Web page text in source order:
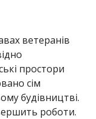
ветеранів
простори
сім
будівництві.
роботи.